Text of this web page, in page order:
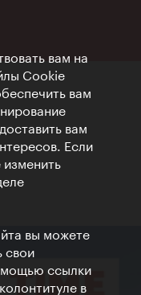
вам на
Cookie
вам
вам
Если
вы можете
свои
ссылки
в